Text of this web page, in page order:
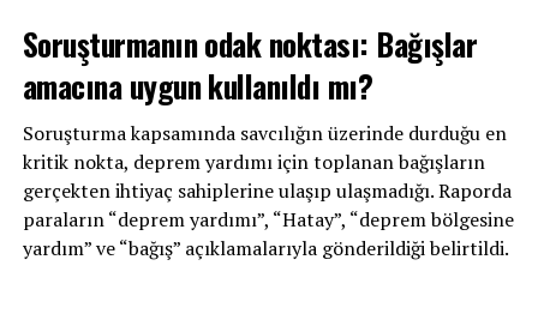
Soruşturmanın odak noktası: Bağışlar
amacına uygun kullanıldı mı?
Soruşturma kapsamında savcılığın üzerinde durduğu en
kritik nokta, deprem yardımı için toplanan bağışların
gerçekten ihtiyaç sahiplerine ulaşıp ulaşmadığı. Raporda
paraların “deprem yardımı”, “Hatay”, “deprem bölgesine
yardım” ve “bağış” açıklamalarıyla gönderildiği belirtildi.